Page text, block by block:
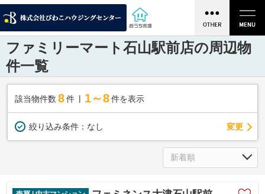
ファミリーマート石山駅前店の周辺物
件一覧
該当物件数 8件 1～8 件を表示
絞り込み条件： なし 変更